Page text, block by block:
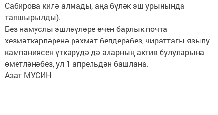
Сабирова килә алмады, аңа бүләк эш урынында
тапшырылды).
Без намуслы эшләүләре өчен барлык почта
хезмәткәрләренә рәхмәт белдерәбез, чираттагы язылу
кампаниясен үткәрүдә дә аларның актив булуларына
өметләнәбез, ул 1 апрельдән башлана.
Азат МУСИН